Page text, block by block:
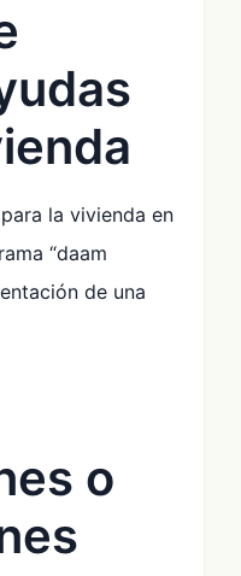
la vivienda en
“daam
de una
o